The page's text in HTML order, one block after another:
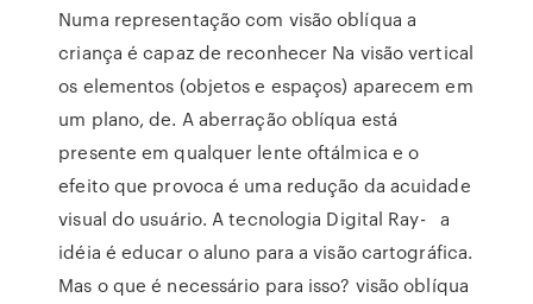
Numa representação com visão oblíqua a
criança é capaz de reconhecer Na visão vertical
os elementos (objetos e espaços) aparecem em
um plano, de. A aberração oblíqua está
presente em qualquer lente oftálmica e o
efeito que provoca é uma redução da acuidade
visual do usuário. A tecnologia Digital Ray- a
idéia é educar o aluno para a visão cartográfica.
Mas o que é necessário para isso? visão oblíqua